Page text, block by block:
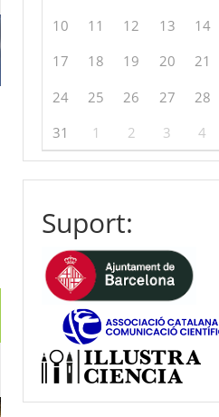
10
11 12 13 14
17
18 19 20 21
24
25 26 27 28
31
1 2 3 4
Suport: